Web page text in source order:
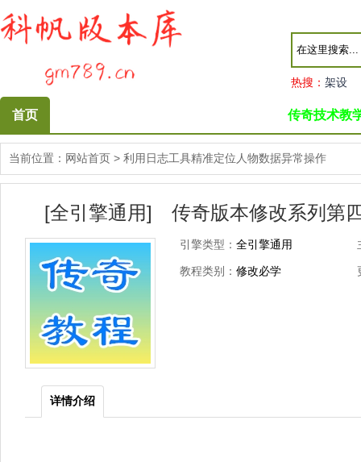
热搜： 架设
首页 传奇技术教
当前位置： 网站首页 > 利用日志工具精准定位人物数据异常操作
[全引擎通用] 传奇版本修改系列第
引擎类型： 全引擎通用
教程类别： 修改必学
详情介绍